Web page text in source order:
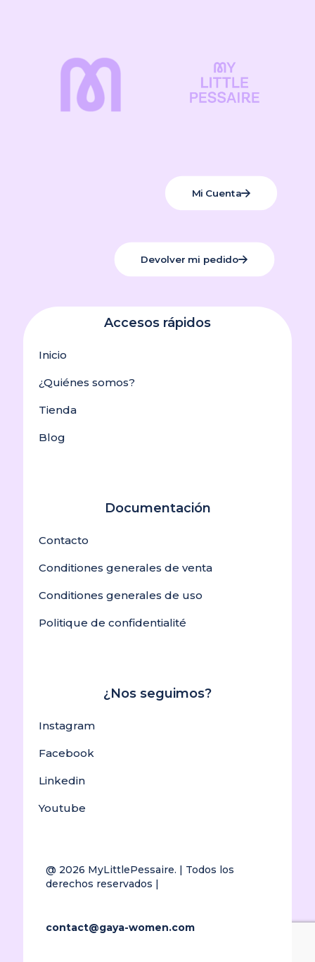
Mi Cuenta
Devolver mi pedido
Accesos rápidos
Inicio
¿Quiénes somos?
Tienda
Blog
Documentación
Contacto
Conditiones generales de venta
Conditiones generales de uso
Politique de confidentialité
¿Nos seguimos?
Instagram
Facebook
Linkedin
Youtube
@ 2026 MyLittlePessaire. | Todos los
derechos reservados |
contact@gaya-women.com